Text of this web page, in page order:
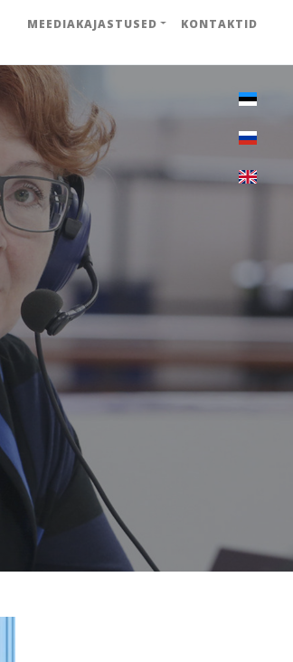
MEEDIAKAJASTUSED KONTAKTID